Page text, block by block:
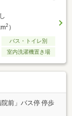
2）
バス・トイレ別
室内洗濯機置き場
前」バス停 停歩